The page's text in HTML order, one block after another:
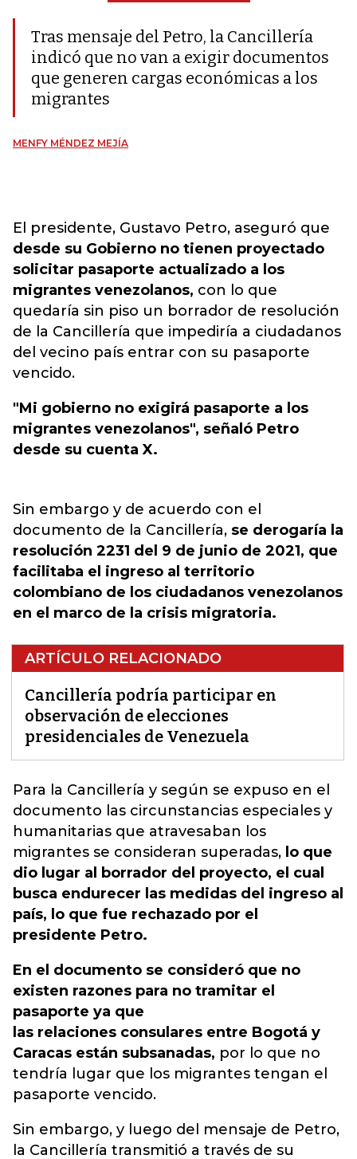
Tras mensaje del Petro, la Cancillería
indicó que no van a exigir documentos
que generen cargas económicas a los
migrantes
MENFY MÉNDEZ MEJÍA
El presidente, Gustavo Petro, aseguró que
desde su Gobierno no tienen proyectado
solicitar pasaporte actualizado a los
migrantes venezolanos, con lo que
quedaría sin piso un borrador de resolución
de la Cancillería que impediría a ciudadanos
del vecino país entrar con su pasaporte
vencido.
"Mi gobierno no exigirá pasaporte a los
migrantes venezolanos", señaló Petro
desde su cuenta X.
Sin embargo y de acuerdo con el
documento de la Cancillería, se derogaría la
resolución 2231 del 9 de junio de 2021, que
facilitaba el ingreso al territorio
colombiano de los ciudadanos venezolanos
en el marco de la crisis migratoria.
ARTÍCULO RELACIONADO
Cancillería podría participar en
observación de elecciones
presidenciales de Venezuela
Para la Cancillería y según se expuso en el
documento las circunstancias especiales y
humanitarias que atravesaban los
migrantes se consideran superadas, lo que
dio lugar al borrador del proyecto, el cual
busca endurecer las medidas del ingreso al
país, lo que fue rechazado por el
presidente Petro.
En el documento se consideró que no
existen razones para no tramitar el
pasaporte ya que
las relaciones consulares entre Bogotá y
Caracas están subsanadas, por lo que no
tendría lugar que los migrantes tengan el
pasaporte vencido.
Sin embargo, y luego del mensaje de Petro,
la Cancillería transmitió a través de su